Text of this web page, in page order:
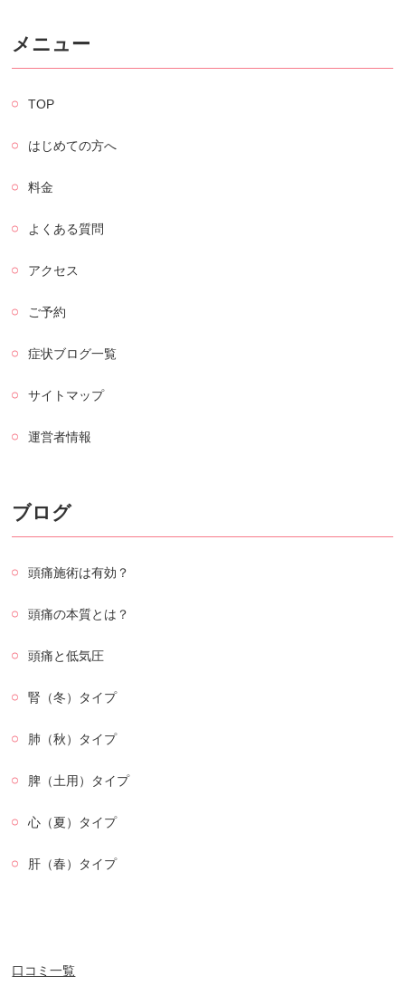
メニュー
TOP
はじめての方へ
料金
よくある質問
アクセス
ご予約
症状ブログ一覧
サイトマップ
運営者情報
ブログ
頭痛施術は有効？
頭痛の本質とは？
頭痛と低気圧
腎（冬）タイプ
肺（秋）タイプ
脾（土用）タイプ
心（夏）タイプ
肝（春）タイプ
口コミ一覧